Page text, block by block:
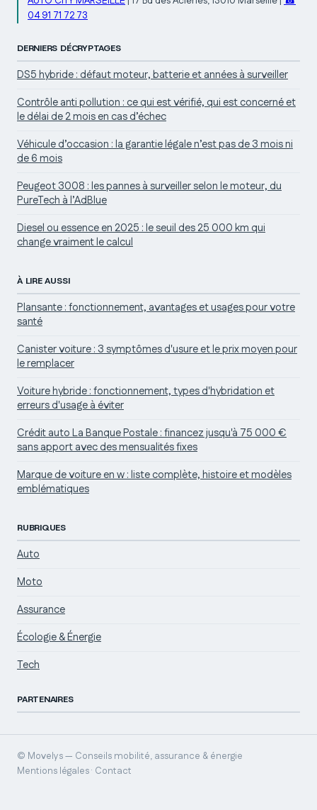
04 91 71 72 73
DERNIERS DÉCRYPTAGES
DS5 hybride : défaut moteur, batterie et années à surveiller
Contrôle anti pollution : ce qui est vérifié, qui est concerné et
le délai de 2 mois en cas d’échec
Véhicule d’occasion : la garantie légale n’est pas de 3 mois ni
de 6 mois
Peugeot 3008 : les pannes à surveiller selon le moteur, du
PureTech à l’AdBlue
Diesel ou essence en 2025 : le seuil des 25 000 km qui
change vraiment le calcul
À LIRE AUSSI
Plansante : fonctionnement, avantages et usages pour votre
santé
Canister voiture : 3 symptômes d'usure et le prix moyen pour
le remplacer
Voiture hybride : fonctionnement, types d'hybridation et
erreurs d'usage à éviter
Crédit auto La Banque Postale : financez jusqu'à 75 000 €
sans apport avec des mensualités fixes
Marque de voiture en w : liste complète, histoire et modèles
emblématiques
RUBRIQUES
Auto
Moto
Assurance
Écologie & Énergie
Tech
PARTENAIRES
© Movelys — Conseils mobilité, assurance & énergie
Mentions légales · Contact